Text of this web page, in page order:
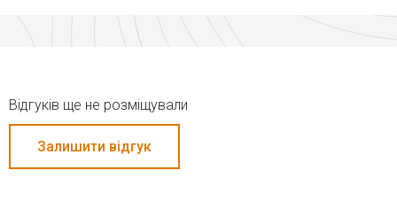
Відгуків ще не розміщували
Залишити відгук